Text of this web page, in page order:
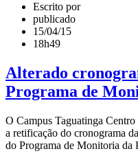
Escrito por
publicado
15/04/15
18h49
Alterado
Programa de
O Campus Taguatinga
a retificação do cronograma
do Programa de Monitoria da